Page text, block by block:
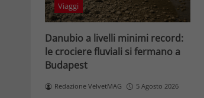
Viaggi
Danubio a livelli minimi record:
le crociere fluviali si fermano a
Budapest
Redazione VelvetMAG 5 Agosto 2026